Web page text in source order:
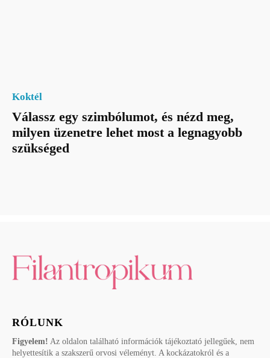
Koktél
Válassz egy szimbólumot, és nézd meg,
milyen üzenetre lehet most a legnagyobb
szükséged
RÓLUNK
Figyelem! Az oldalon található információk tájékoztató jellegűek, nem
helyettesítik a szakszerű orvosi véleményt. A kockázatokról és a